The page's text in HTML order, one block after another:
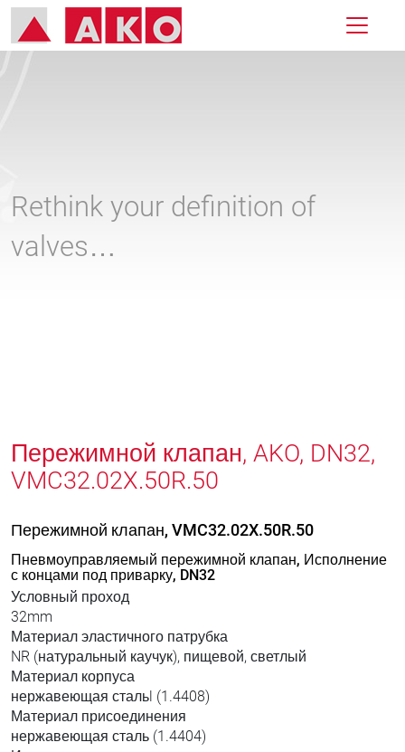
Rethink your definition of
valves…
Пережимной клапан, AKO, DN32,
VMC32.02X.50R.50
Пережимной клапан, VMC32.02X.50R.50
Пневмоуправляемый пережимной клапан, Исполнение
с концами под приварку, DN32
Условный проход
32mm
Материал эластичного патрубка
NR (натуральный каучук), пищевой, светлый
Материал корпуса
нержавеющая стальl (1.4408)
Материал присоединения
нержавеющая сталь (1.4404)